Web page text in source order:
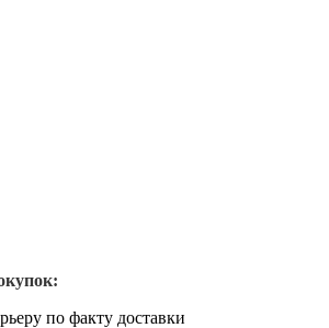
по факту доставки